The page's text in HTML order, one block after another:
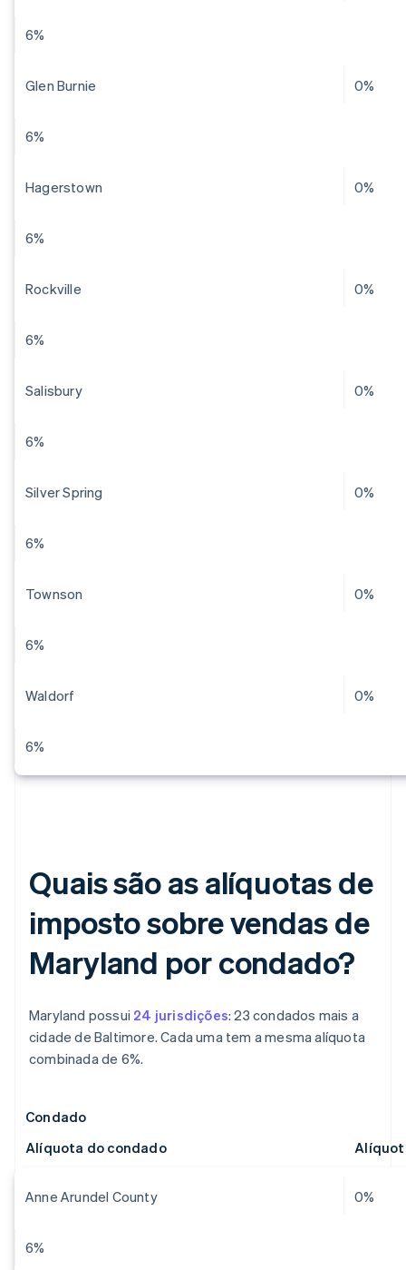
6%
Glen Burnie 0%
6%
Hagerstown 0%
6%
Rockville 0%
6%
Salisbury 0%
6%
Silver Spring 0%
6%
Townson 0%
6%
Waldorf 0%
6%
Quais são as alíquotas de
imposto sobre vendas de
Maryland por condado?
Maryland possui 24 jurisdições: 23 condados mais a
cidade de Baltimore. Cada uma tem a mesma alíquota
combinada de 6%.
Condado
Alíquota do condado
Anne Arundel County 0%
6%